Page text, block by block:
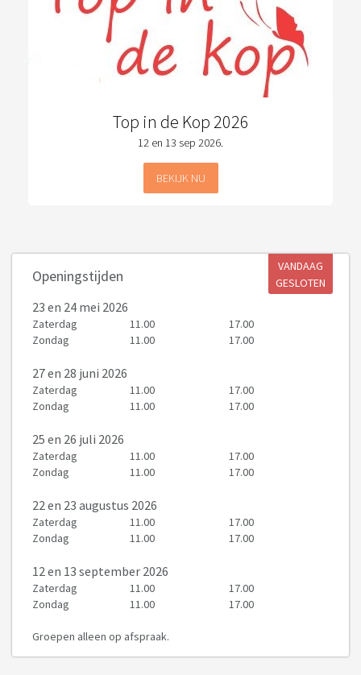
Top in de Kop 2026
12 en 13 sep 2026.
BEKIJK NU
Openingstijden
VANDAAG
GESLOTEN
23 en 24 mei 2026
Zaterdag 11.00
17.00
Zondag
11.00 17.00
27en 28 juni 2026
Zaterdag 11.00
17.00
Zondag
11.00 17.00
25 en 26 juli 2026
Zaterdag 11.00
17.00
Zondag
11.00 17.00
22en 23 augustus 2026
Zaterdag 11.00
17.00
Zondag
11.00 17.00
12en 13 september 2026
Zaterdag 11.00
17.00
Zondag
11.00 17.00
Groepen alleen op afspraak.